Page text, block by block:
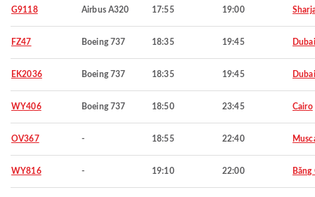
G9118 Airbus A320 17:55 19:00
FZ47 Boeing 737 18:35 19:45 Dubai
EK2036 Boeing 737 18:35 19:45 Dubai
WY406 Boeing 737 18:50 23:45 Cairo
OV367 - 18:55 22:40
WY816 - 19:10 22:00 Băng